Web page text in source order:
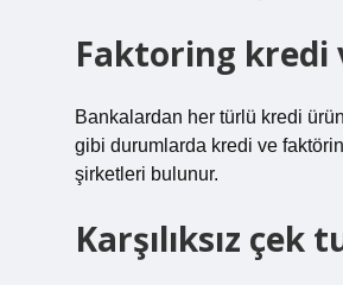
Faktoring kredi
Bankalardan her türlü kredi
gibi durumlarda kredi ve
şirketleri bulunur.
Karşılıksız çek